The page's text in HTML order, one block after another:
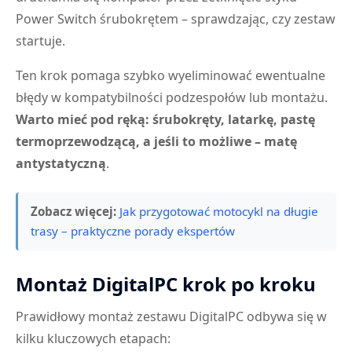
Power Switch śrubokrętem – sprawdzając, czy zestaw
startuje.
Ten krok pomaga szybko wyeliminować ewentualne
błędy w kompatybilności podzespołów lub montażu.
Warto mieć pod ręką: śrubokręty, latarkę, pastę
termoprzewodzącą, a jeśli to możliwe – matę
antystatyczną.
Zobacz więcej: Jak przygotować motocykl na długie
trasy – praktyczne porady ekspertów
Montaż DigitalPC krok po kroku
Prawidłowy montaż zestawu DigitalPC odbywa się w
kilku kluczowych etapach: